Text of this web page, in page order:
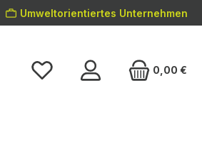
Umweltorientiertes Unternehmen
0,00 €